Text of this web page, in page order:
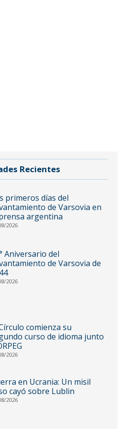
Recientes
primeros días del
de Varsovia en
argentina
2026
Aniversario del
de Varsovia de
2026
comienza su
curso de idioma junto
2026
en Ucrania: Un misil
cayó sobre Lublin
2026